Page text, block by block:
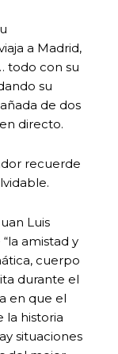
a Madrid,
todo con su
su
de dos
directo.
recuerde
Luis
amistad y
cuerpo
durante el
en que el
la historia
situaciones